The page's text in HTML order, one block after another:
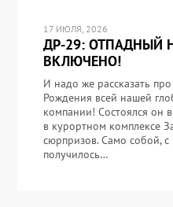
17 ИЮЛЯ, 2026
ДР-29: ОТПАДНЫЙ
ВКЛЮЧЕНО!
И надо же рассказать
Рождения всей нашей
компании! Состоялся он
в курортном комплексе
сюрпризов. Само собой, с
получилось…